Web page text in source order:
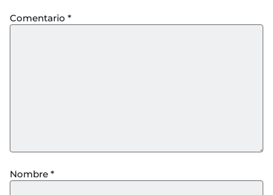
Comentario *
Nombre *